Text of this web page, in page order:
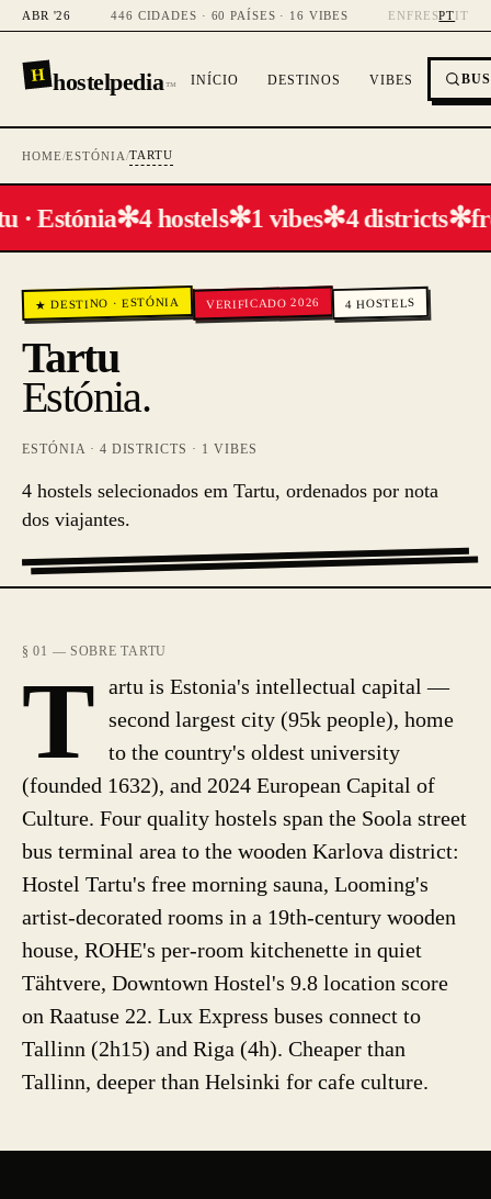
ABR '26 446 CIDADES · 60 PAÍSES · 16 VIBES EN FR ESPTIT
H hostelpedia™ INÍCIO DESTINOS VIBES
HOME/ESTÓNIA/TARTU
· Estónia✻4 hostels✻1 vibes✻4 districts✻
★ DESTINO ·ESTÓNIA VERIFICADO 2026 4 HOSTELS
Tartu
Estónia.
ESTÓNIA· 4 DISTRICTS · 1 VIBES
4 hostels selecionados em Tartu, ordenados por nota
dos viajantes.
§ 01 — SOBRE TARTU
T artu is Estonia's intellectual capital —
second largest city (95k people), home
to the country's oldest university
(founded 1632), and 2024 European Capital of
Culture. Four quality hostels span the Soola street
bus terminal area to the wooden Karlova district:
Hostel Tartu's free morning sauna, Looming's
artist-decorated rooms in a 19th-century wooden
house, ROHE's per-room kitchenette in quiet
Tähtvere, Downtown Hostel's 9.8 location score
on Raatuse 22. Lux Express buses connect to
Tallinn (2h15) and Riga (4h). Cheaper than
Tallinn, deeper than Helsinki for cafe culture.